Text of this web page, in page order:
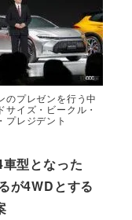
のプレゼンを行う中
サイズ・ビークル・
プレジデント
型となった
が4WDとする